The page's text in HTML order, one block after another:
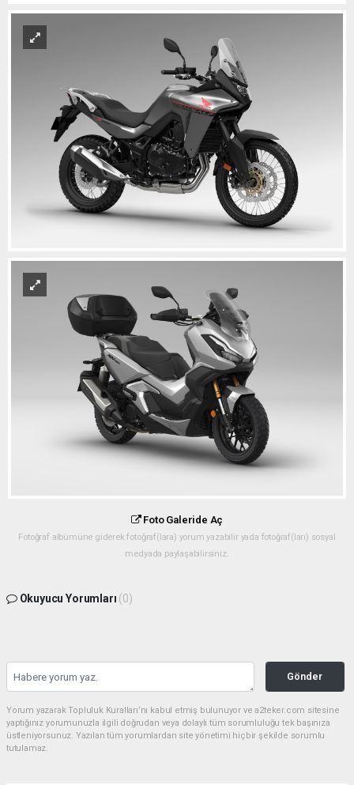
Foto Galeride Aç
Fotoğraf albümüne giderek fotoğraf(lara) yorum yazabilir yada fotoğraf(ları) sosyal
medyada paylaşabilirsiniz.
Okuyucu Yorumları (0)
Gönder
Yorum yazarak Topluluk Kuralları’nı kabul etmiş bulunuyor ve a2teker.com sitesine
yaptığınız yorumunuzla ilgili doğrudan veya dolaylı tüm sorumluluğu tek başınıza
üstleniyorsunuz. Yazılan tüm yorumlardan site yönetimi hiçbir şekilde sorumlu
tutulamaz.